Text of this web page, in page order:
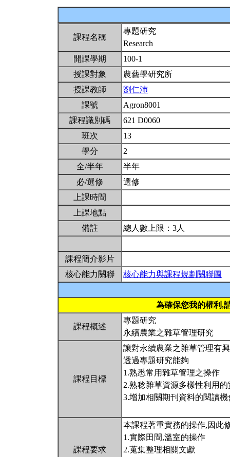
課程名稱
專題研究
Research
開課學期
100-1
授課對象
農藝學研究所
授課教師
劉仁沛
課號
Agron8001
課程識別碼
621 D0060
班次
13
學分
2
全/半年
半年
必/選修
選修
上課時間
上課地點
備註
總人數上限：3人
課程簡介影片
核心能力關聯
核心能力與課程規劃關聯圖
為確保您我的權利,
課程概述
專題研究
永續農業之雜草管理研究
課程目標
讓對永續農業之雜草管理有
透過專題研究能夠
1.熟悉常用雜草管理之操作
2.熟稔雜草資源多樣性利用的
3.增加相關期刊資料的閱讀機
課程要求
本課程著重實務的操作,因此
1.實際田間,溫室的操作
2.蒐集整理相關文獻